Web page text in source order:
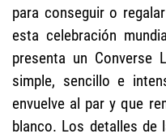
para conseguir o
esta celebración
presenta un Converse
simple, sencillo e
envuelve al par y que
blanco. Los detalles de